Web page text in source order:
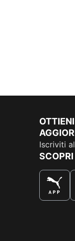
Iscriviti